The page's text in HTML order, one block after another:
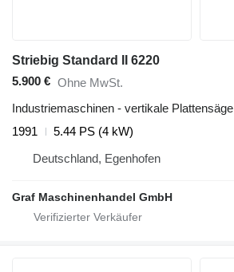
Striebig Standard II 6220
5.900 € Ohne MwSt.
Industriemaschinen - vertikale Plattensäge
1991
5.44 PS (4 kW)
Deutschland, Egenhofen
Graf Maschinenhandel GmbH